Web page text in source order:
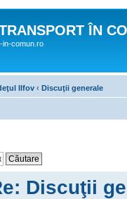
ÎN
in-comun.ro
Ilfov ‹ Discuţii generale
Discuţii